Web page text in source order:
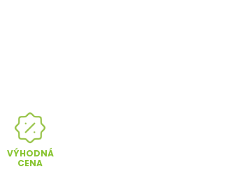
VÝHODNÁ
CENA